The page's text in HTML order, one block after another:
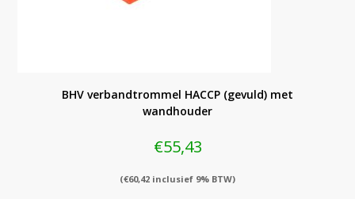
BHV verbandtrommel HACCP (gevuld) met
wandhouder
€55,43
(€60,42 inclusief 9% BTW)